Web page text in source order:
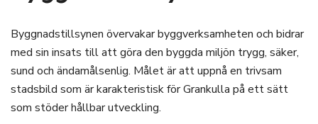
Byggnadstillsynen övervakar byggverksamheten och bidrar
med sin insats till att göra den byggda miljön trygg, säker,
sund och ändamålsenlig. Målet är att uppnå en trivsam
stadsbild som är karakteristisk för Grankulla på ett sätt
som stöder hållbar utveckling.